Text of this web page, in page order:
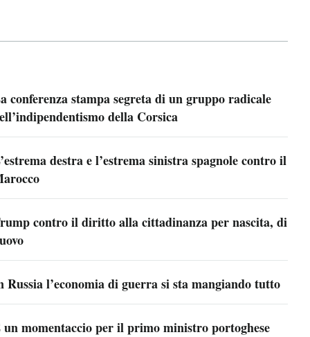
conferenza stampa segreta di un gruppo radicale
della Corsica
destra e l’estrema sinistra spagnole contro il
contro il diritto alla cittadinanza per nascita, di
Russia l’economia di guerra si sta mangiando tutto
un momentaccio per il primo ministro portoghese